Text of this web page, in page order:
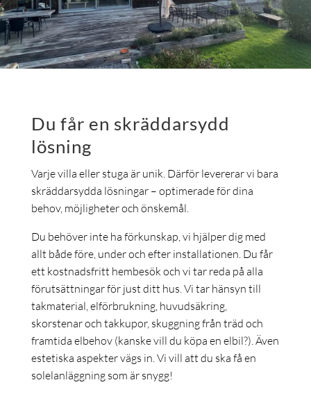
Du får en skräddarsydd
lösning
Varje villa eller stuga är unik. Därför levererar vi bara
skräddarsydda lösningar – optimerade för dina
behov, möjligheter och önskemål.
Du behöver inte ha förkunskap, vi hjälper dig med
allt både före, under och efter installationen. Du får
ett kostnadsfritt hembesök och vi tar reda på alla
förutsättningar för just ditt hus. Vi tar hänsyn till
takmaterial, elförbrukning, huvudsäkring,
skorstenar och takkupor, skuggning från träd och
framtida elbehov (kanske vill du köpa en elbil?). Även
estetiska aspekter vägs in. Vi vill att du ska få en
solelanläggning som är snygg!